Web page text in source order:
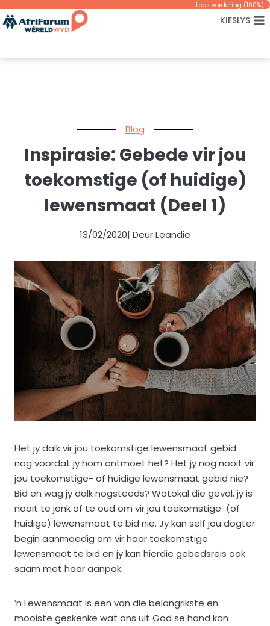
Skip
to
Lees vordering (100%)
KIESLYS
Blog
Inspirasie: Gebede vir jou
toekomstige (of huidige)
lewensmaat (Deel 1)
13/02/2020| Deur Leandie
Het jy dalk vir jou toekomstige lewensmaat gebid
nog voordat jy hom ontmoet het? Het jy nog nooit vir
jou toekomstige- of huidige lewensmaat gebid nie?
Bid en wag jy dalk nogsteeds? Watokal die geval, jy is
nooit te jonk of te oud om vir jou toekomstige (of
huidige) lewensmaat te bid nie. Jy kan self jou dogter
begin aanmoedig om vir haar toekomstige
lewensmaat te bid en jy kan hierdie gebedsreis ook
saam met haar aanpak.
’n Lewensmaat is een van die belangrikste en
mooiste geskenke wat ons uit God se hand kan